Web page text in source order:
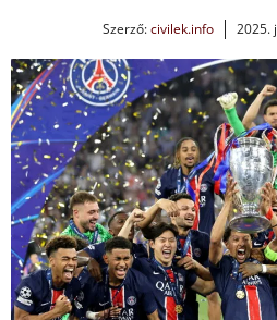
Szerző:civilek.info 2025.